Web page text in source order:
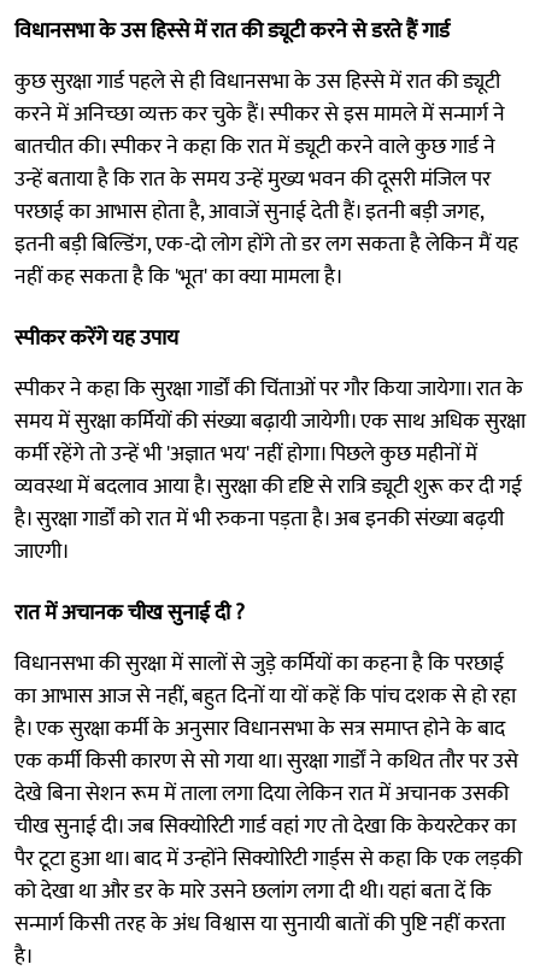
विधानसभा के उस हिस्से में रात की ड्यूटी करने से डरते हैं गार्ड
कुछ सुरक्षा गार्ड पहले से ही विधानसभा के उस हिस्से में रात की ड्यूटी
करने में अनिच्छा व्यक्त कर चुके हैं। स्पीकर से इस मामले में सन्मार्ग ने
बातचीत की। स्पीकर ने कहा कि रात में ड्यूटी करने वाले कुछ गार्ड ने
उन्हें बताया है कि रात के समय उन्हें मुख्य भवन की दूसरी मंजिल पर
परछाई का आभास होता है, आवाजें सुनाई देती हैं। इतनी बड़ी जगह,
इतनी बड़ी बिल्डिंग, एक-दो लोग होंगे तो डर लग सकता है लेकिन मैं यह
नहीं कह सकता है कि 'भूत' का क्या मामला है।
स्पीकर करेंगे यह उपाय
स्पीकर ने कहा कि सुरक्षा गार्डों की चिंताओं पर गौर किया जायेगा। रात के
समय में सुरक्षा कर्मियों की संख्या बढ़ायी जायेगी। एक साथ अधिक सुरक्षा
कर्मी रहेंगे तो उन्हें भी 'अज्ञात भय' नहीं होगा। पिछले कुछ महीनों में
व्यवस्था में बदलाव आया है। सुरक्षा की दृष्टि से रात्रि ड्यूटी शुरू कर दी गई
है। सुरक्षा गार्डों को रात में भी रुकना पड़ता है। अब इनकी संख्या बढ़यी
जाएगी।
रात में अचानक चीख सुनाई दी ?
विधानसभा की सुरक्षा में सालों से जुड़े कर्मियों का कहना है कि परछाई
का आभास आज से नहीं, बहुत दिनों या यों कहें कि पांच दशक से हो रहा
है। एक सुरक्षा कर्मी के अनुसार विधानसभा के सत्र समाप्त होने के बाद
एक कर्मी किसी कारण से सो गया था। सुरक्षा गार्डों ने कथित तौर पर उसे
देखे बिना सेशन रूम में ताला लगा दिया लेकिन रात में अचानक उसकी
चीख सुनाई दी। जब सिक्योरिटी गार्ड वहांं गए तो देखा कि केयरटेकर का
पैर टूटा हुआ था। बाद में उन्होंने सिक्योरिटी गार्ड्स से कहा कि एक लड़की
को देखा था और डर के मारे उसने छलांग लगा दी थी। यहां बता दें कि
सन्मार्ग किसी तरह के अंध विश्वास या सुनायी बाताें की पुष्टि नहीं करता
है।